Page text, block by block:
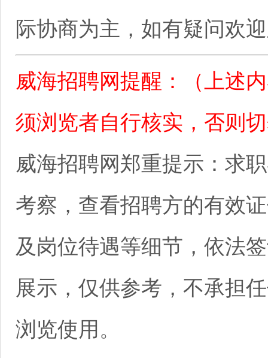
际协商为主，如有疑问欢
威海招聘网提醒：（上述
须浏览者自行核实，否则
威海招聘网郑重提示：求
考察，查看招聘方的有效
及岗位待遇等细节，依法
展示，仅供参考，不承担
浏览使用。